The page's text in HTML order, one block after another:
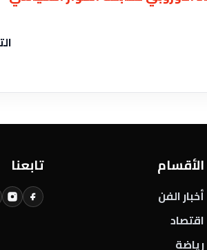
الأقسام
أخبار الفن
اقتصاد
رياضة
تابعنا